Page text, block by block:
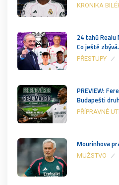
KRONIKA
24 tahů
Co ještě
PŘESTUPY
PREVIEW:
Budapešti
PŘÍPRAVNÉ
Mourinhova
MUŽSTVO